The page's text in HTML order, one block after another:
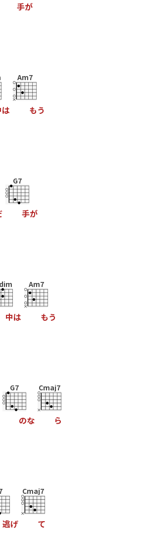
手が
は
Am7
もう
G7
手が
中は
Am7
もう
G7
のな
Cmaj7
ら
逃げ
Cmaj7
て